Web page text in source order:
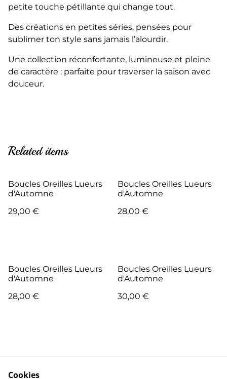
petite touche pétillante qui change tout.
Des créations en petites séries, pensées pour
sublimer ton style sans jamais l’alourdir.
Une collection réconfortante, lumineuse et pleine
de caractère : parfaite pour traverser la saison avec
douceur.
Related items
Boucles Oreilles Lueurs
d'Automne
29,00 €
Boucles Oreilles Lueurs
d'Automne
28,00 €
Boucles Oreilles Lueurs
d'Automne
28,00 €
Boucles Oreilles Lueurs
d'Automne
30,00 €
Cookies